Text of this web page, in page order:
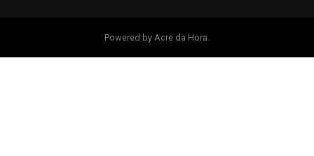
Powered by Acre da Hora.